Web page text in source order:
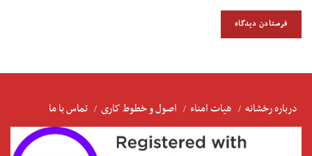
درباره رخشانه هیات امناء اصول و خطوط کاری تماس با ما